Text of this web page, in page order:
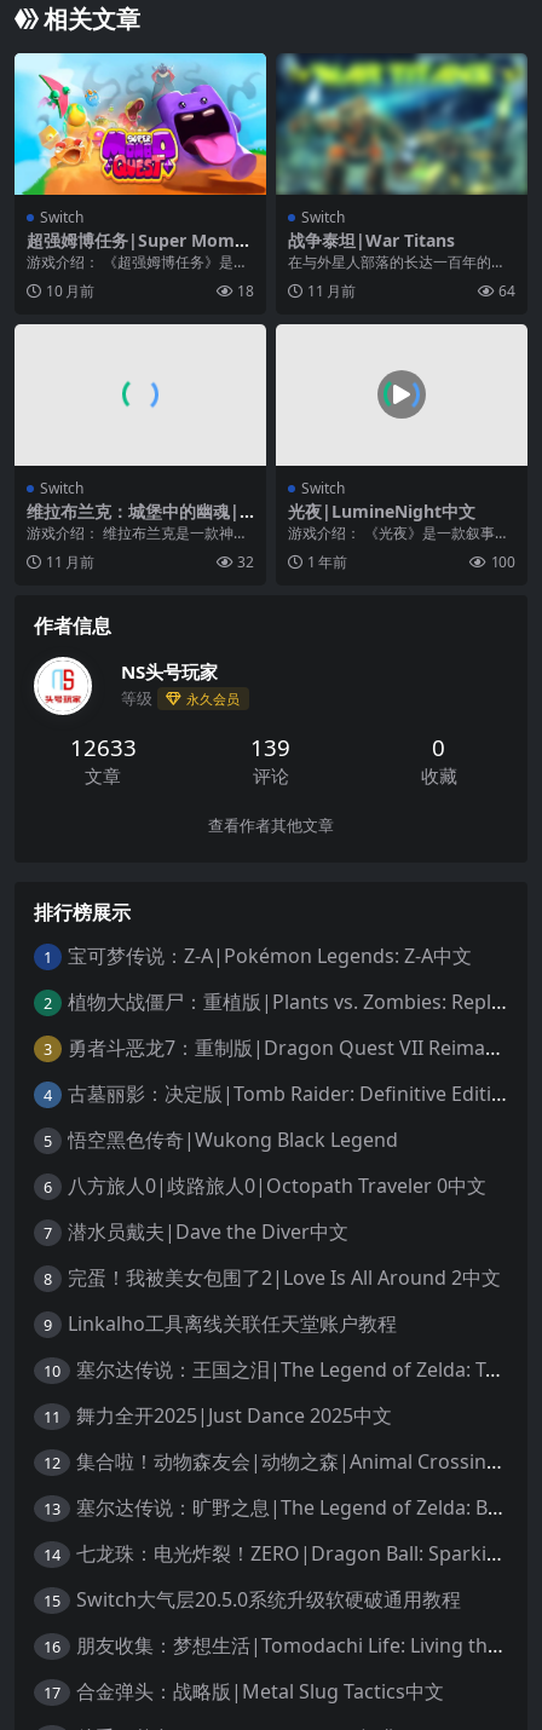
相关文章
Switch
超强姆博任务|Super Momb
o Quest
游戏介绍： 《超强姆博任务》是一
款像素卡通风格的解谜闯关游戏，
游戏中玩家将通过控...
10 月前 18
Switch
战争泰坦|War Titans
在与外星人部落的长达一百年的战
斗中，人类终于拥有了改变游戏规
则的武器系统：战争泰...
11 月前 64
Switch
维拉布兰克：城堡中的幽魂|V
era Blanc: Ghost in the Cas
游戏介绍： 维拉布兰克是一款神秘/
侦探游戏。扮演维拉·布兰克（Vera
Blan...11 月前 32
Switch
光夜|LumineNight中文
游戏介绍： 《光夜》是一款叙事丰
富的侦探冒险游戏。扮演福斯特侦
探和他的女儿，侦破...
1 年前 100
作者信息
NS头号玩家
等级 永久会员
12633
文章
139
评论
0
收藏
查看作者其他文章
排行榜展示
1 宝可梦传说：Z-A|Pokémon Legends: Z-A中文
2 植物大战僵尸：重植版|Plants vs. Zombies: Replanted中文
3 勇者斗恶龙7：重制版|Dragon Quest VII Reimagined中文
4 古墓丽影：决定版|Tomb Raider: Definitive Edition中文
5 悟空黑色传奇|Wukong Black Legend
6 八方旅人0|歧路旅人0|Octopath Traveler 0中文
7 潜水员戴夫|Dave the Diver中文
8 完蛋！我被美女包围了2|Love Is All Around 2中文
9 Linkalho工具离线关联任天堂账户教程
10 塞尔达传说：王国之泪|The Legend of Zelda: Tears of the Kingdom中文
11 舞力全开2025|Just Dance 2025中文
12 集合啦！动物森友会|动物之森|Animal Crossing: New Horizons中文
13 塞尔达传说：旷野之息|The Legend of Zelda: Breath of the Wild中文
14 七龙珠：电光炸裂！ZERO|Dragon Ball: Sparking! Zero中文
15 Switch大气层20.5.0系统升级软硬破通用教程
16 朋友收集：梦想生活|Tomodachi Life: Living the Dream中文
17 合金弹头：战略版|Metal Slug Tactics中文